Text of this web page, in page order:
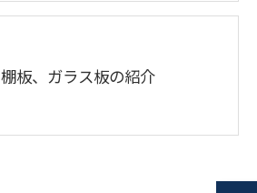
棚板、ガラス板の紹介